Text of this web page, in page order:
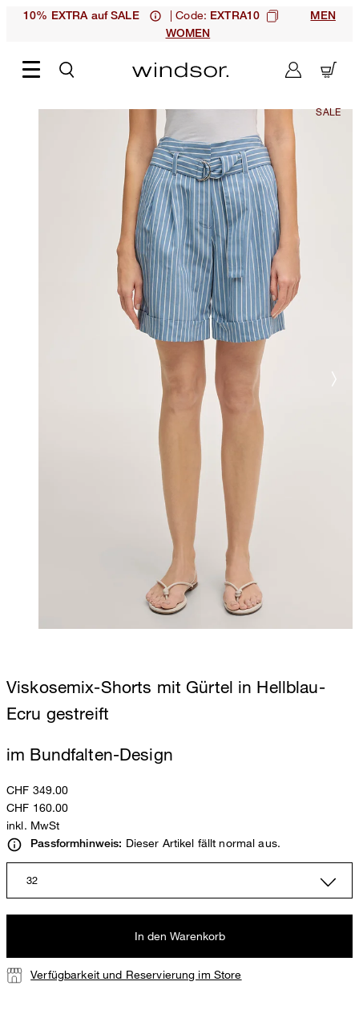
10% EXTRA auf SALE | Code: EXTRA10
MEN
WOMEN
Viskosemix-Shorts mit Gürtel in Hellblau-
Ecru gestreift
im Bundfalten-Design
CHF 349.00
CHF 160.00
inkl. MwSt
Passformhinweis: Dieser Artikel fällt normal aus.
32
In den Warenkorb
Verfügbarkeit und Reservierung im Store